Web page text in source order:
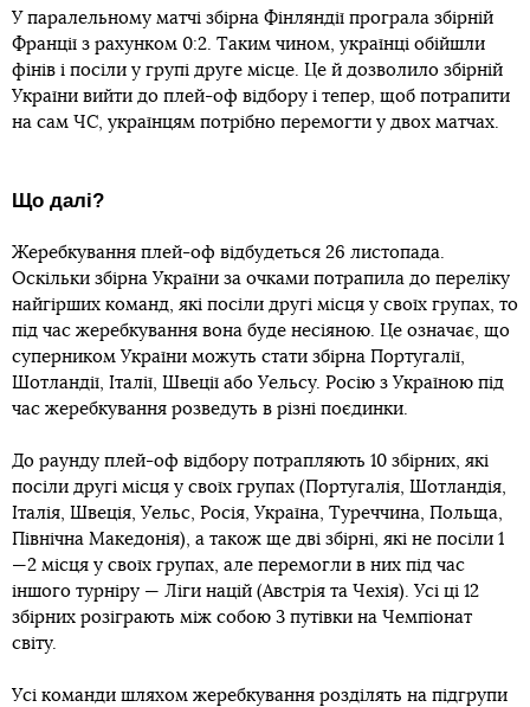
У паралельному матчі збірна Фінляндії програла збірній
Франції з рахунком 0:2. Таким чином, українці обійшли
фінів і посіли у групі друге місце. Це й дозволило збірній
України вийти до плей-оф відбору і тепер, щоб потрапити
на сам ЧС, українцям потрібно перемогти у двох матчах.
Що далі?
Жеребкування плей-оф відбудеться 26 листопада.
Оскільки збірна України за очками потрапила до переліку
найгірших команд, які посіли другі місця у своїх групах, то
під час жеребкування вона буде несіяною. Це означає, що
суперником України можуть стати збірна Португалії,
Шотландії, Італії, Швеції або Уельсу. Росію з Україною під
час жеребкування розведуть в різні поєдинки.
До раунду плей-оф відбору потрапляють 10 збірних, які
посіли другі місця у своїх групах (Португалія, Шотландія,
Італія, Швеція, Уельс, Росія, Україна, Туреччина, Польща,
Північна Македонія), а також ще дві збірні, які не посіли 1
—2 місця у своїх групах, але перемогли в них під час
іншого турніру — Ліги націй (Австрія та Чехія). Усі ці 12
збірних розіграють між собою 3 путівки на Чемпіонат
світу.
Усі команди шляхом жеребкування розділять на підгрупи